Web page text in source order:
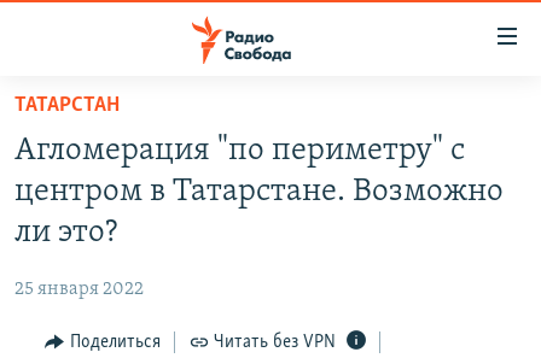
упрощенного
доступа
основному
Вернутся
ПОДКАСТЫ
АВТОРСКИЕ ПРОЕКТЫ
МНЕНИЯ
КУЛЬТУРА
ТАТАРСТАН
Агломерация "по периметру" с
центром в Татарстане. Возможно
ли это?
25 января 2022
Поделиться Читать без VPN